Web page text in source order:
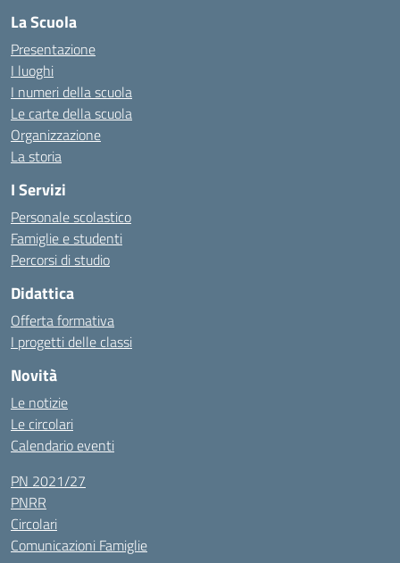
La Scuola
Presentazione
I luoghi
I numeri della scuola
Le carte della scuola
Organizzazione
La storia
I Servizi
Personale scolastico
Famiglie e studenti
Percorsi di studio
Didattica
Offerta formativa
I progetti delle classi
Novità
Le notizie
Le circolari
Calendario eventi
PN 2021/27
PNRR
Circolari
Comunicazioni Famiglie